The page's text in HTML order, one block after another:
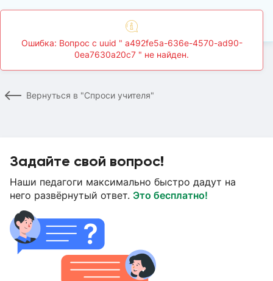
Спроси учителя Страница вопроса
Вернуться в "Спроси учителя"
Задайте свой вопрос!
Наши педагоги максимально быстро дадут на
него развёрнутый ответ. Это бесплатно!